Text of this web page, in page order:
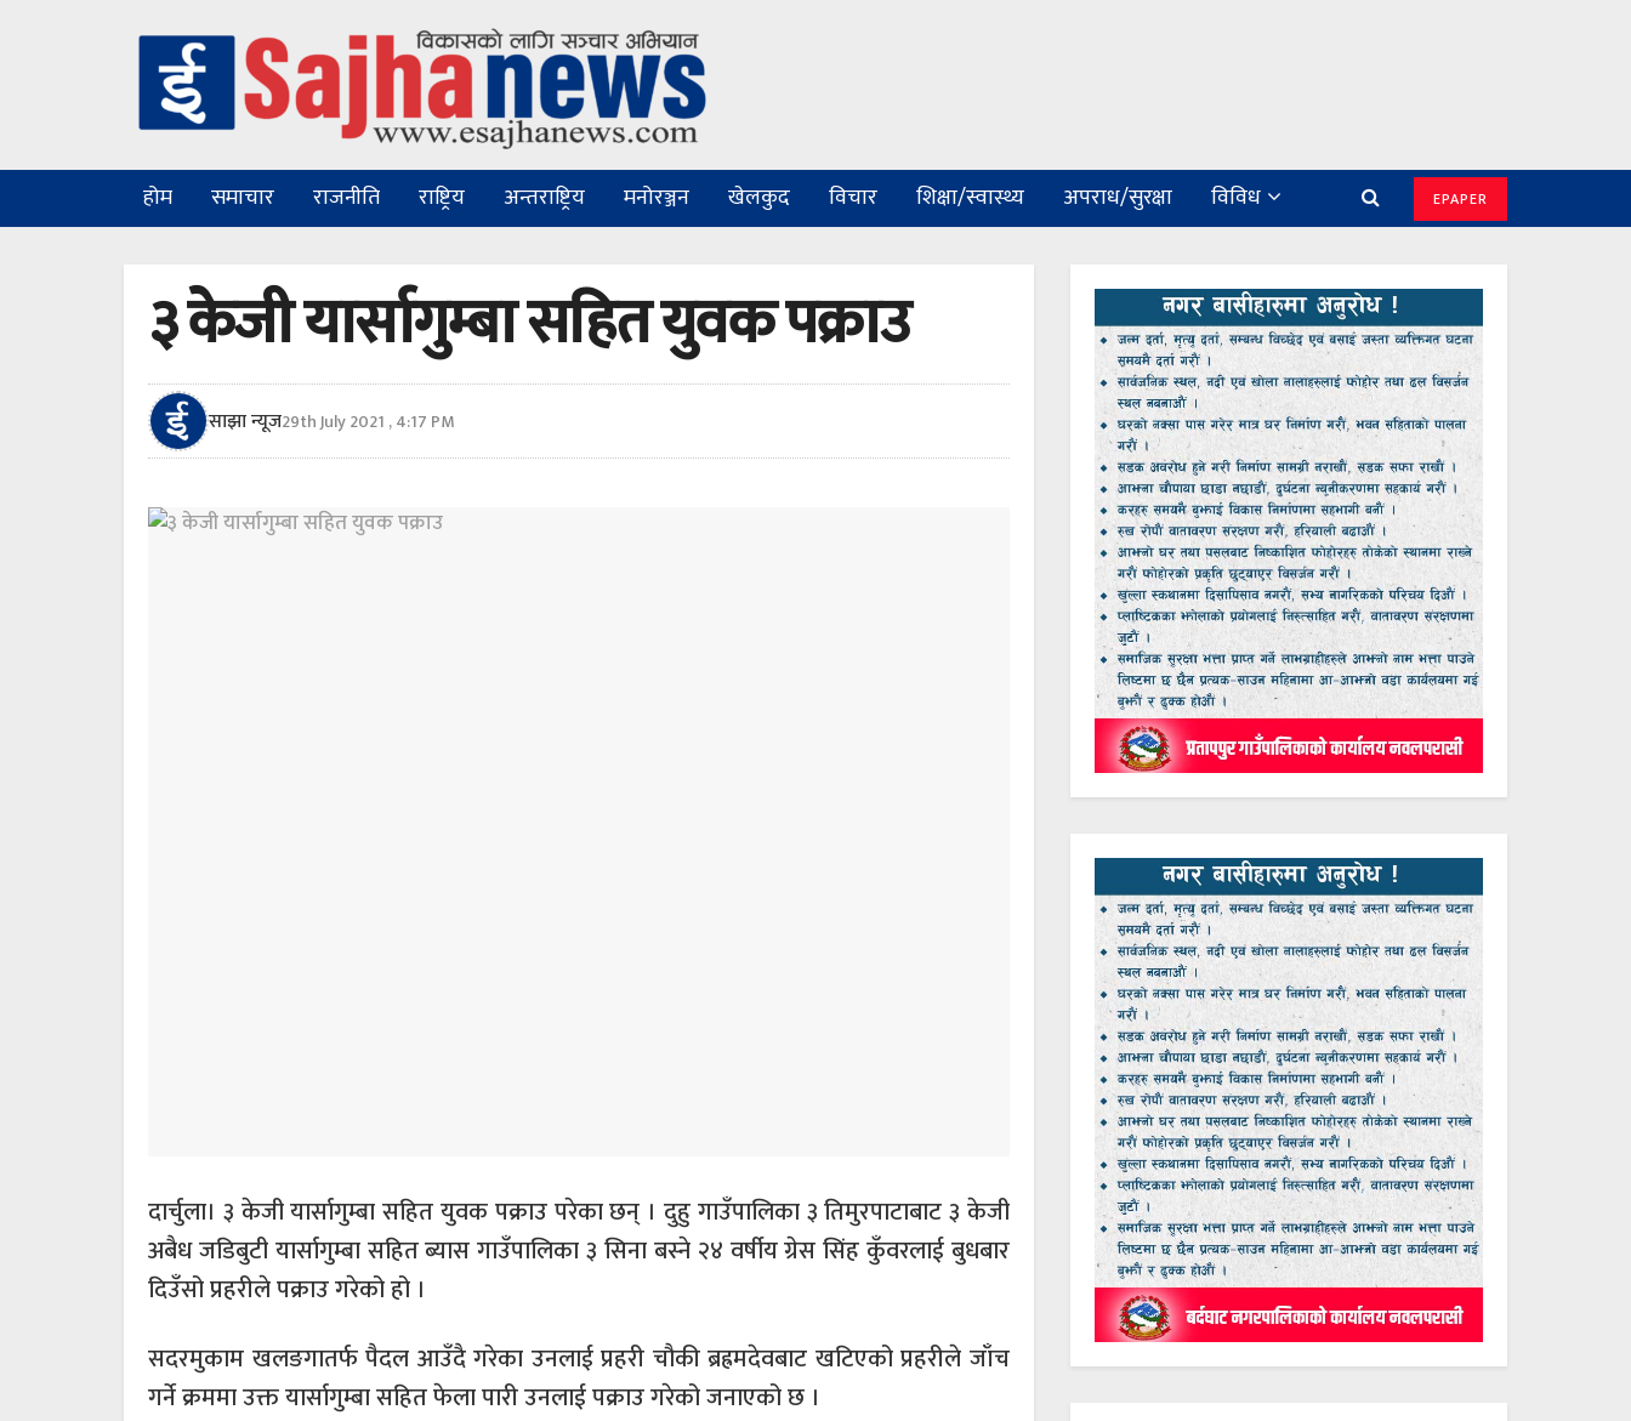
होम समाचार राजनीति राष्ट्रिय अन्तराष्ट्रिय मनोरञ्जन खेलकुद विचार शिक्षा/स्वास्थ्य अपराध/सुरक्षा विविध EPAPER
३ केजी यार्सागुम्बा सहित युवक पक्राउ
साझा न्यूज29th July 2021 , 4:17 PM
दार्चुला। ३ केजी यार्सागुम्बा सहित युवक पक्राउ परेका छन् । दुहु गाउँपालिका ३ तिमुरपाटाबाट ३ केजी
अबैध जडिबुटी यार्सागुम्बा सहित ब्यास गाउँपालिका ३ सिना बस्ने २४ वर्षीय ग्रेस सिंह कुँवरलाई बुधबार
दिउँसो प्रहरीले पक्राउ गरेको हो ।
सदरमुकाम खलङगातर्फ पैदल आउँदै गरेका उनलाई प्रहरी चौकी ब्रह्रमदेवबाट खटिएको प्रहरीले जाँच
गर्ने क्रममा उक्त यार्सागुम्बा सहित फेला पारी उनलाई पक्राउ गरेको जनाएको छ ।